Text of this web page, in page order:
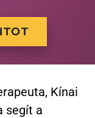
Kínai
segít a